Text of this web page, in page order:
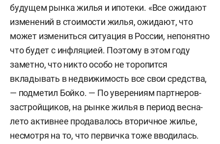
будущем рынка жилья и ипотеки. «Все ожидают
изменений в стоимости жилья, ожидают, что
может измениться ситуация в России, непонятно
что будет с инфляцией. Поэтому в этом году
заметно, что никто особо не торопится
вкладывать в недвижимость все свои средства,
— подметил Бойко. — По уверениям партнеров-
застройщиков, на рынке жилья в период весна-
лето активнее продавалось вторичное жилье,
несмотря на то, что первичка тоже вводилась.